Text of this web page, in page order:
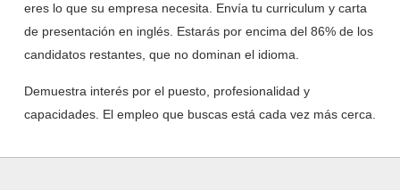
eres lo que su empresa necesita. Envía tu curriculum y carta
de presentación en inglés. Estarás por encima del 86% de los
candidatos restantes, que no dominan el idioma.
Demuestra interés por el puesto, profesionalidad y
capacidades. El empleo que buscas está cada vez más cerca.